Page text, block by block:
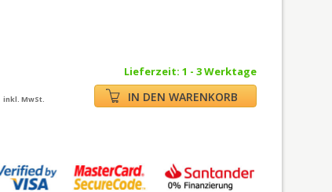
inkl. MwSt.
Lieferzeit: 1 - 3 Werktage
IN DEN WARENKORB